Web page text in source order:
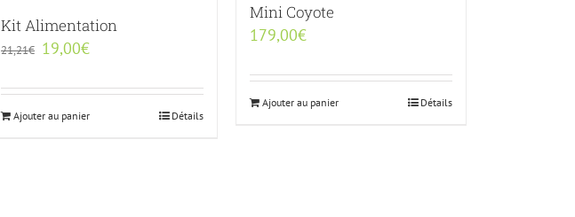
Kit Alimentation
21,21€ 19,00€
Ajouter au panier Détails
Mini Coyote
179,00€
Ajouter au panier Détails